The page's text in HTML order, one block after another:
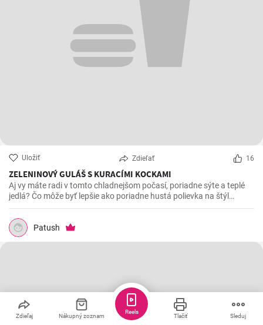
Uložiť Zdieľať 16
ZELENINOVÝ GULÁŠ S KURACÍMI KOCKAMI
Aj vy máte radi v tomto chladnejšom počasí, poriadne sýte a teplé
jedlá? Čo môže byť lepšie ako poriadne hustá polievka na štýl
gulášu. Je výborná aj prehrievá a rovnako dobrá, ak nie aj lepšia, aj
na druhý deň.
Patush
Zdieľaj Nákupný zoznam Tlačiť Sleduj
Reels